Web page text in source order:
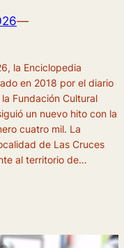
—
la Enciclopedia
en 2018 por el diario
Fundación Cultural
un nuevo hito con la
cuatro mil. La
de Las Cruces
al territorio de…